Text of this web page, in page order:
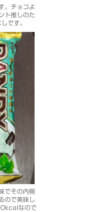
。チョコよ
ト推しのた
です。
でその内側
ので美味し
なので